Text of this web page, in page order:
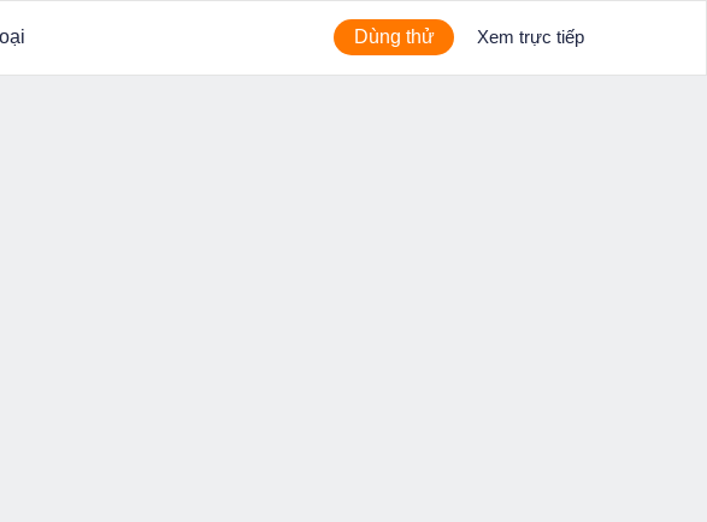
Dùng thử Xem trực tiếp